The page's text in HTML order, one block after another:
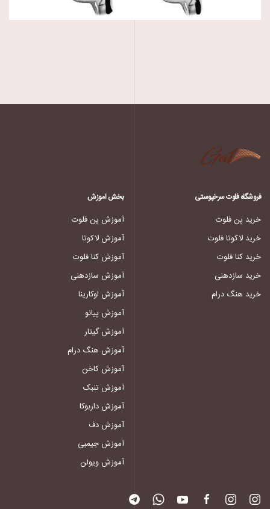
فروشگاه فلوت سرخپوستی
خرید پن فلوت
خرید لاکوتا فلوت
خرید کنا فلوت
خرید سازدهنی
خرید هنگ درام
بخش آموزش
آموزش پن فلوت
آموزش لاکوتا
آموزش کنا فلوت
آموزش سازدهنی
آموزش اوکارینا
آموزش پیانو
آموزش گیتار
آموزش هنگ درام
آموزش کاخن
آموزش تنبک
آموزش داربوکا
آموزش دف
آموزش جیمبی
آموزش ویولن